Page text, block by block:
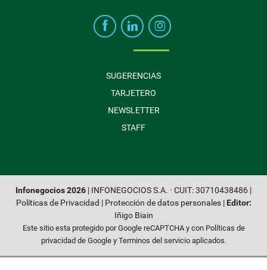
SUGERENCIAS
TARJETERO
NEWSLETTER
STAFF
Infonegocios 2026 | INFONEGOCIOS S.A. · CUIT: 30710438486 |
Políticas de Privacidad | Protección de datos personales| Editor:
Iñigo Biain
Este sitio esta protegido por Google reCAPTCHA y con Políticas de
privacidad de Googley Terminos del servicioaplicados.